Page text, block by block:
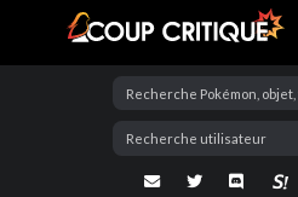
Coup Critique
adresse email
Twitter Discord